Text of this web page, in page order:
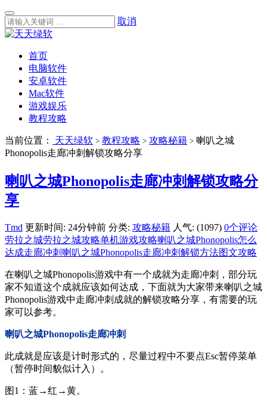
取消
首页
电脑软件
安卓软件
Mac软件
游戏娱乐
教程攻略
当前位置： 天天绿软 > 教程攻略 > 攻略秘籍 > 喇叭之城
Phonopolis走廊冲刺解锁攻略分享
喇叭之城Phonopolis走廊冲刺解锁攻略分
享
Tmd 更新时间: 24分钟前 分类: 攻略秘籍 人气: (1097) 0个评论
劳拉之城劳拉之城攻略单机游戏攻略喇叭之城Phonopolis怎么
达成走廊冲刺 喇叭之城Phonopolis走廊冲刺解锁方法图文攻略
在喇叭之城Phonopolis游戏中有一个成就为走廊冲刺，部分玩
家不知道这个成就应该如何达成，下面就为大家带来喇叭之城
Phonopolis游戏中走廊冲刺成就的解锁攻略分享，有需要的玩
家可以参考。
喇叭之城Phonopolis走廊冲刺
此成就是应该是计时形式的，尽量过程中不要点Esc暂停菜单
（暂停时间貌似计入）。
图1：蓝→红→黄。